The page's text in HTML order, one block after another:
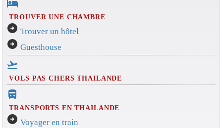
hotel
TROUVER UNE CHAMBRE
arrow_circle_right Trouver un hôtel
arrow_circle_right Guesthouse
flight_takeoff
VOLS PAS CHERS THAILANDE
directions_bus_filled
TRANSPORTS EN THAILANDE
arrow_circle_right Voyager en train